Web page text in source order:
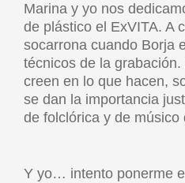
Marina y yo nos
de plástico el ExVITA. A
socarrona cuando Borja
técnicos de la
creen en lo que hacen,
se dan la importancia
de folclórica y de músico
Y yo… intento ponerme